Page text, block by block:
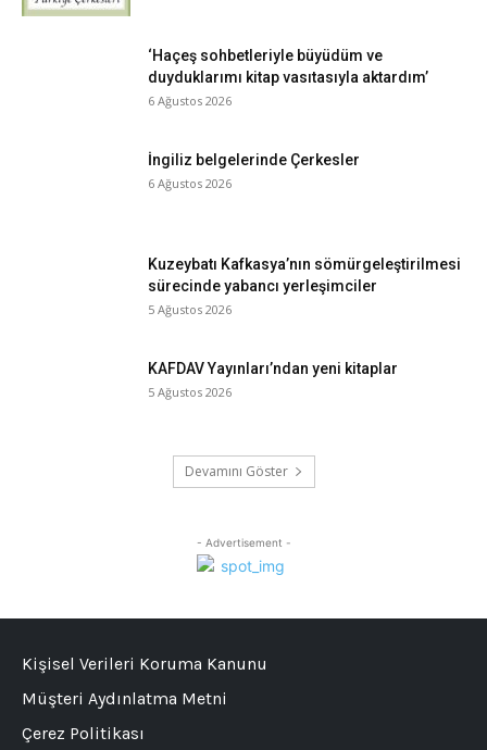
‘Haçeş sohbetleriyle büyüdüm ve
duyduklarımı kitap vasıtasıyla aktardım’
6 Ağustos 2026
İngiliz belgelerinde Çerkesler
6 Ağustos 2026
Kuzeybatı Kafkasya’nın sömürgeleştirilmesi
sürecinde yabancı yerleşimciler
5 Ağustos 2026
KAFDAV Yayınları’ndan yeni kitaplar
5 Ağustos 2026
Devamını Göster
- Advertisement -
Kişisel Verileri Koruma Kanunu
Müşteri Aydınlatma Metni
Çerez Politikası